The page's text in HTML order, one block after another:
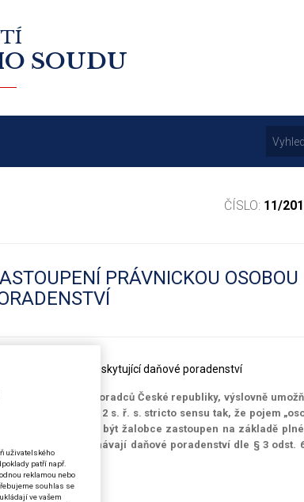
SOUDU
ČÍSLO: 11/
PRÁVNICKOU OSOBOU
osobou poskytující daňové poradenství
daňových poradců České republiky, výslovně
§ 35 odst. 2 s. ř. s. stricto sensu tak, že pojem
o žalobě může být žalobce zastoupen na základě
které vykonávají daňové poradenství dle § 3 odst.
5 Afs 12/2010-80)
uživatelského
patří např.
reklamou nebo
souhlas se
ve vašem